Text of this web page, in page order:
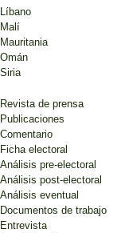
Líbano
Malí
Mauritania
Omán
Siria
Revista de prensa
Publicaciones
Comentario
Ficha electoral
Análisis pre-electoral
Análisis post-electoral
Análisis eventual
Documentos de trabajo
Entrevista